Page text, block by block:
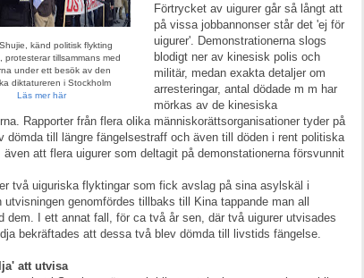
känd politisk flykting
protesterar tillsammans med
under ett besök av den
diktatureren i Stockholm
Läs mer här
Förtrycket av uigurer går så långt att
på vissa jobbannonser står det 'ej för
uigurer'. Demonstrationerna slogs
blodigt ner av kinesisk polis och
militär, medan exakta detaljer om
arresteringar, antal dödade m m har
mörkas av de kinesiska
Rapporter från flera olika människorättsorganisationer tyder på
dömda till längre fängelsestraff och även till döden i rent politiska
även att flera uigurer som deltagit på demonstationerna försvunnit
två uiguriska flyktingar som fick avslag på sina asylskäl i
utvisningen genomfördes tillbaks till Kina tappande man all
dem. I ett annat fall, för ca två år sen, där två uigurer utvisades
bekräftades att dessa två blev dömda till livstids fängelse.
att utvisa